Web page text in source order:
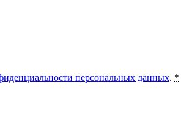
персональных данных. *